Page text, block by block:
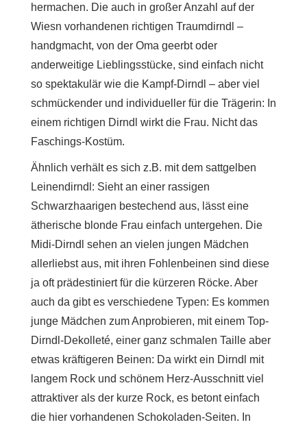
hermachen. Die auch in großer Anzahl auf der
Wiesn vorhandenen richtigen Traumdirndl –
handgmacht, von der Oma geerbt oder
anderweitige Lieblingsstücke, sind einfach nicht
so spektakulär wie die Kampf-Dirndl – aber viel
schmückender und individueller für die Trägerin: In
einem richtigen Dirndl wirkt die Frau. Nicht das
Faschings-Kostüm.
Ähnlich verhält es sich z.B. mit dem sattgelben
Leinendirndl: Sieht an einer rassigen
Schwarzhaarigen bestechend aus, lässt eine
ätherische blonde Frau einfach untergehen. Die
Midi-Dirndl sehen an vielen jungen Mädchen
allerliebst aus, mit ihren Fohlenbeinen sind diese
ja oft prädestiniert für die kürzeren Röcke. Aber
auch da gibt es verschiedene Typen: Es kommen
junge Mädchen zum Anprobieren, mit einem Top-
Dirndl-Dekolleté, einer ganz schmalen Taille aber
etwas kräftigeren Beinen: Da wirkt ein Dirndl mit
langem Rock und schönem Herz-Ausschnitt viel
attraktiver als der kurze Rock, es betont einfach
die hier vorhandenen Schokoladen-Seiten. In